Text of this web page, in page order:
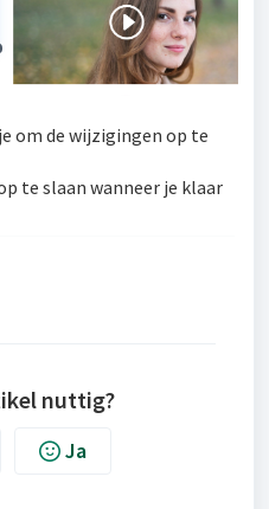
om de wijzigingen op te
te slaan wanneer je klaar
nuttig?
Ja